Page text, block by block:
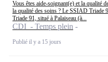
Vous êtes aide-soignant(e) et la qualité
la qualité des soins ? Le SSIAD Triade
Triade 91, situé à Palaiseau (à...
CDI - Temps plein
Publié il y a 15 jours